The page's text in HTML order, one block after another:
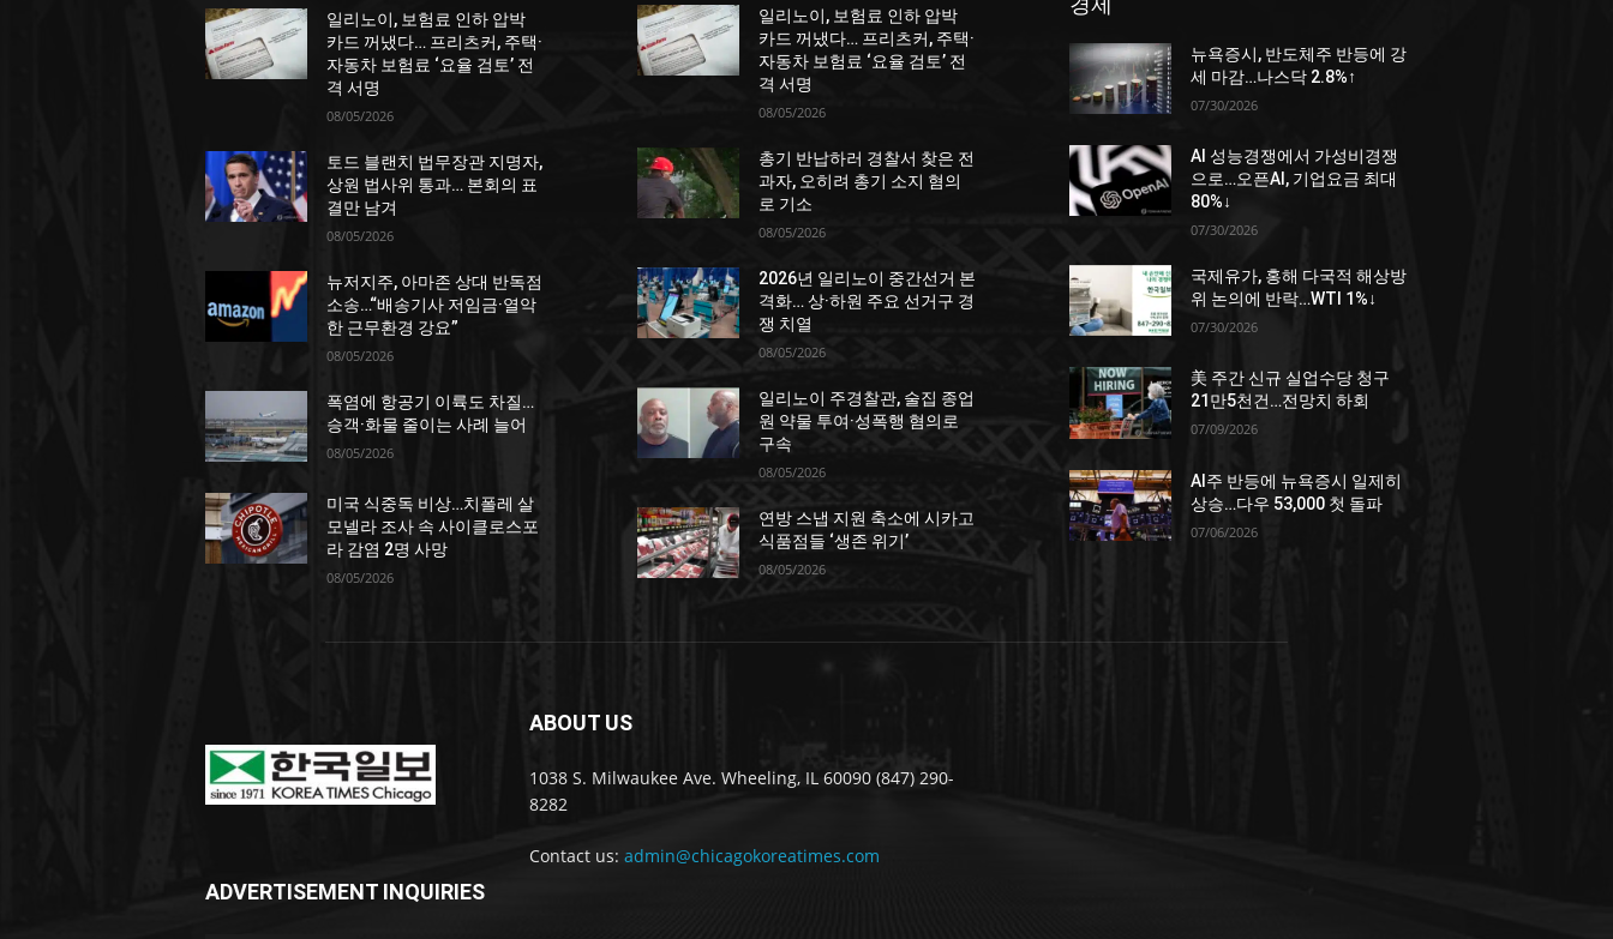
일리노이, 보험료 인하 압박
카드 꺼냈다… 프리츠커, 주택·
자동차 보험료 ‘요율 검토’ 전
격 서명
08/05/2026
토드 블랜치 법무장관 지명자,
상원 법사위 통과… 본회의 표
결만 남겨
08/05/2026
뉴저지주, 아마존 상대 반독점
소송…“배송기사 저임금·열악
한 근무환경 강요”
08/05/2026
폭염에 항공기 이륙도 차질…
승객·화물 줄이는 사례 늘어
08/05/2026
미국 식중독 비상…치폴레 살
모넬라 조사 속 사이클로스포
라 감염 2명 사망
08/05/2026
일리노이, 보험료 인하 압박
카드 꺼냈다… 프리츠커, 주택·
자동차 보험료 ‘요율 검토’ 전
격 서명
08/05/2026
총기 반납하러 경찰서 찾은 전
과자, 오히려 총기 소지 혐의
로 기소
08/05/2026
2026년 일리노이 중간선거 본
격화… 상·하원 주요 선거구 경
쟁 치열
08/05/2026
일리노이 주경찰관, 술집 종업
원 약물 투여·성폭행 혐의로
구속
08/05/2026
연방 스냅 지원 축소에 시카고
식품점들 ‘생존 위기’
08/05/2026
뉴욕증시, 반도체주 반등에 강
세 마감…나스닥 2.8%↑
07/30/2026
AI 성능경쟁에서 가성비경쟁
으로…오픈AI, 기업요금 최대
80%↓
07/30/2026
국제유가, 홍해 다국적 해상방
위 논의에 반락…WTI 1%↓
07/30/2026
美 주간 신규 실업수당 청구
21만5천건…전망치 하회
07/09/2026
AI주 반등에 뉴욕증시 일제히
상승…다우 53,000 첫 돌파
07/06/2026
ABOUT US
1038 S. Milwaukee Ave. Wheeling, IL 60090 (847) 290-
8282
Contact us: admin@chicagokoreatimes.com
ADVERTISEMENT INQUIRIES